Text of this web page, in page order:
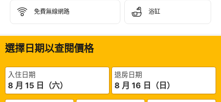
免費無線網路 浴缸
選擇日期以查閱價格
入住日期
8 月 15 日（六）
退房日期
8 月 16 日（日）